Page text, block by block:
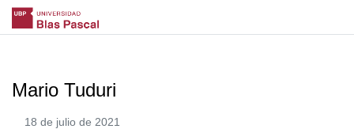
Mario Tuduri
18 de julio de 2021